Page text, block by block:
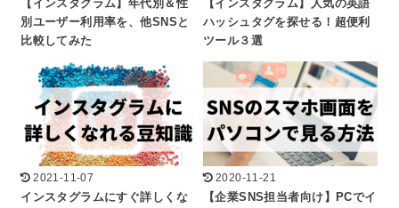
【インスタグラム】年代別＆性
別ユーザー利用率を、他SNSと
比較してみた
【インスタグラム】人気の英語
ハッシュタグを探せる！超便利
ツール３選
2021-11-07
インスタグラムにすぐ詳しくな
2020-11-21
【企業SNS担当者向け】PCでイ